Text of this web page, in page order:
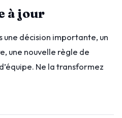
à jour
une décision importante, un
une nouvelle règle de
Ne la transformez